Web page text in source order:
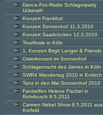
Dance-Fox-Radio Schlagerparty
Uckerath
Konzert Frankfurt
Konzert Sonnenhof 11.3.2010
Konzert Saarbrücken 12.3.2010
Tourfinale in Köln
1. Konzert Birgit Langer & Friends
Osterkonzert im Sonnenhof
Schlagernacht des Jahres in Köln
SWR4 Wandertag 2010 in Enkirch
Tanz in den Mai Sonnenhof 2010
Fantreffen Helene Fischer in
Rohrbusch 8.5.2011
Carmen Nebel Show 8.5.2011 aus
Krefeld